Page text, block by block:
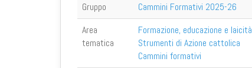
Gruppo
Cammini Formativi 2025-26
Area
tematica
Formazione, educazione e laicità
Strumenti di Azione cattolica
Cammini formativi